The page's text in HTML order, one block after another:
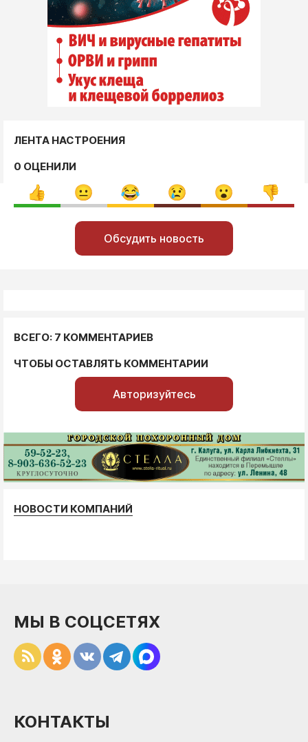
ЛЕНТА НАСТРОЕНИЯ
0 ОЦЕНИЛИ
Обсудить новость
ВСЕГО: 7 КОММЕНТАРИЕВ
ЧТОБЫ ОСТАВЛЯТЬ КОММЕНТАРИИ
Авторизуйтесь
НОВОСТИ КОМПАНИЙ
МЫ В СОЦСЕТЯХ
КОНТАКТЫ